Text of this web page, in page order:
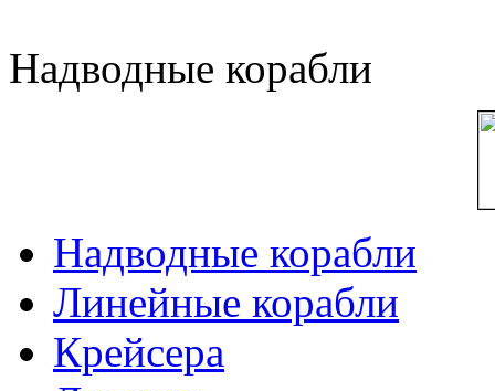
Надводные корабли
Надводные корабли
Линейные корабли
Крейсера